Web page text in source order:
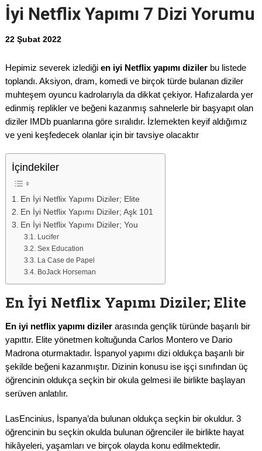
İyi Netflix Yapımı 7 Dizi Yorumu
22 Şubat 2022
Hepimiz severek izlediği en iyi Netflix yapımı dizilerbu listede
toplandı. Aksiyon, dram, komedi ve birçok türde bulanan diziler
muhteşem oyuncu kadrolarıyla da dikkat çekiyor. Hafızalarda yer
edinmiş replikler ve beğeni kazanmış sahnelerle bir başyapıt olan
diziler IMDb puanlarına göre sıralıdır. İzlemekten keyif aldığımız
ve yeni keşfedecek olanlar için bir tavsiye olacaktır
İçindekiler
En İyi Netflix Yapımı Diziler; Elite
En İyi Netflix Yapımı Diziler; Aşk 101
En İyi Netflix Yapımı Diziler; You
Lucifer
Sex Education
La Case de Papel
BoJack Horseman
En İyi Netflix Yapımı Diziler; Elite
En iyi netflix yapımı dizilerarasında gençlik türünde başarılı bir
yapıttır. Elite yönetmen koltuğunda Carlos Montero ve Dario
Madrona oturmaktadır. İspanyol yapımı dizi oldukça başarılı bir
şekilde beğeni kazanmıştır. Dizinin konusu ise işçi sınıfından üç
öğrencinin oldukça seçkin bir okula gelmesi ile birlikte başlayan
serüven anlatılır.
LasEncinius, İspanya’da bulunan oldukça seçkin bir okuldur. 3
öğrencinin bu seçkin okulda bulunan öğrenciler ile birlikte hayat
hikâyeleri, yaşamları ve birçok olayda konu edilmektedir.